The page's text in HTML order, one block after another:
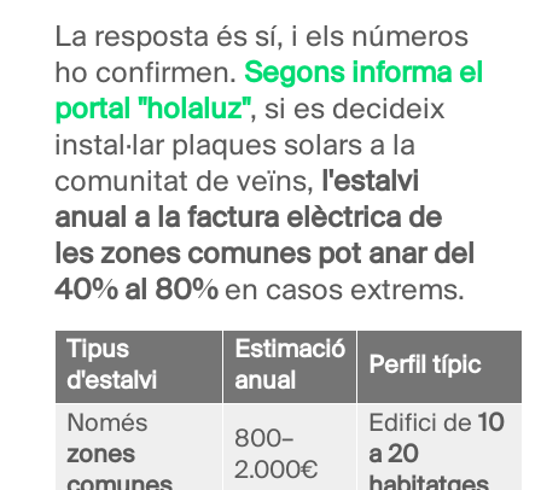
La resposta és sí, i els números
ho confirmen. Segons informa el
portal "holaluz", si es decideix
instal·lar plaques solars a la
comunitat de veïns, l'estalvi
anual a la factura elèctrica de
les zones comunes pot anar del
40% al 80%en casos extrems.
Tipus
d'estalvi
Estimació
anual
Perfil típic
Només
zones
800–
2.000€
Edifici de 10
a 20